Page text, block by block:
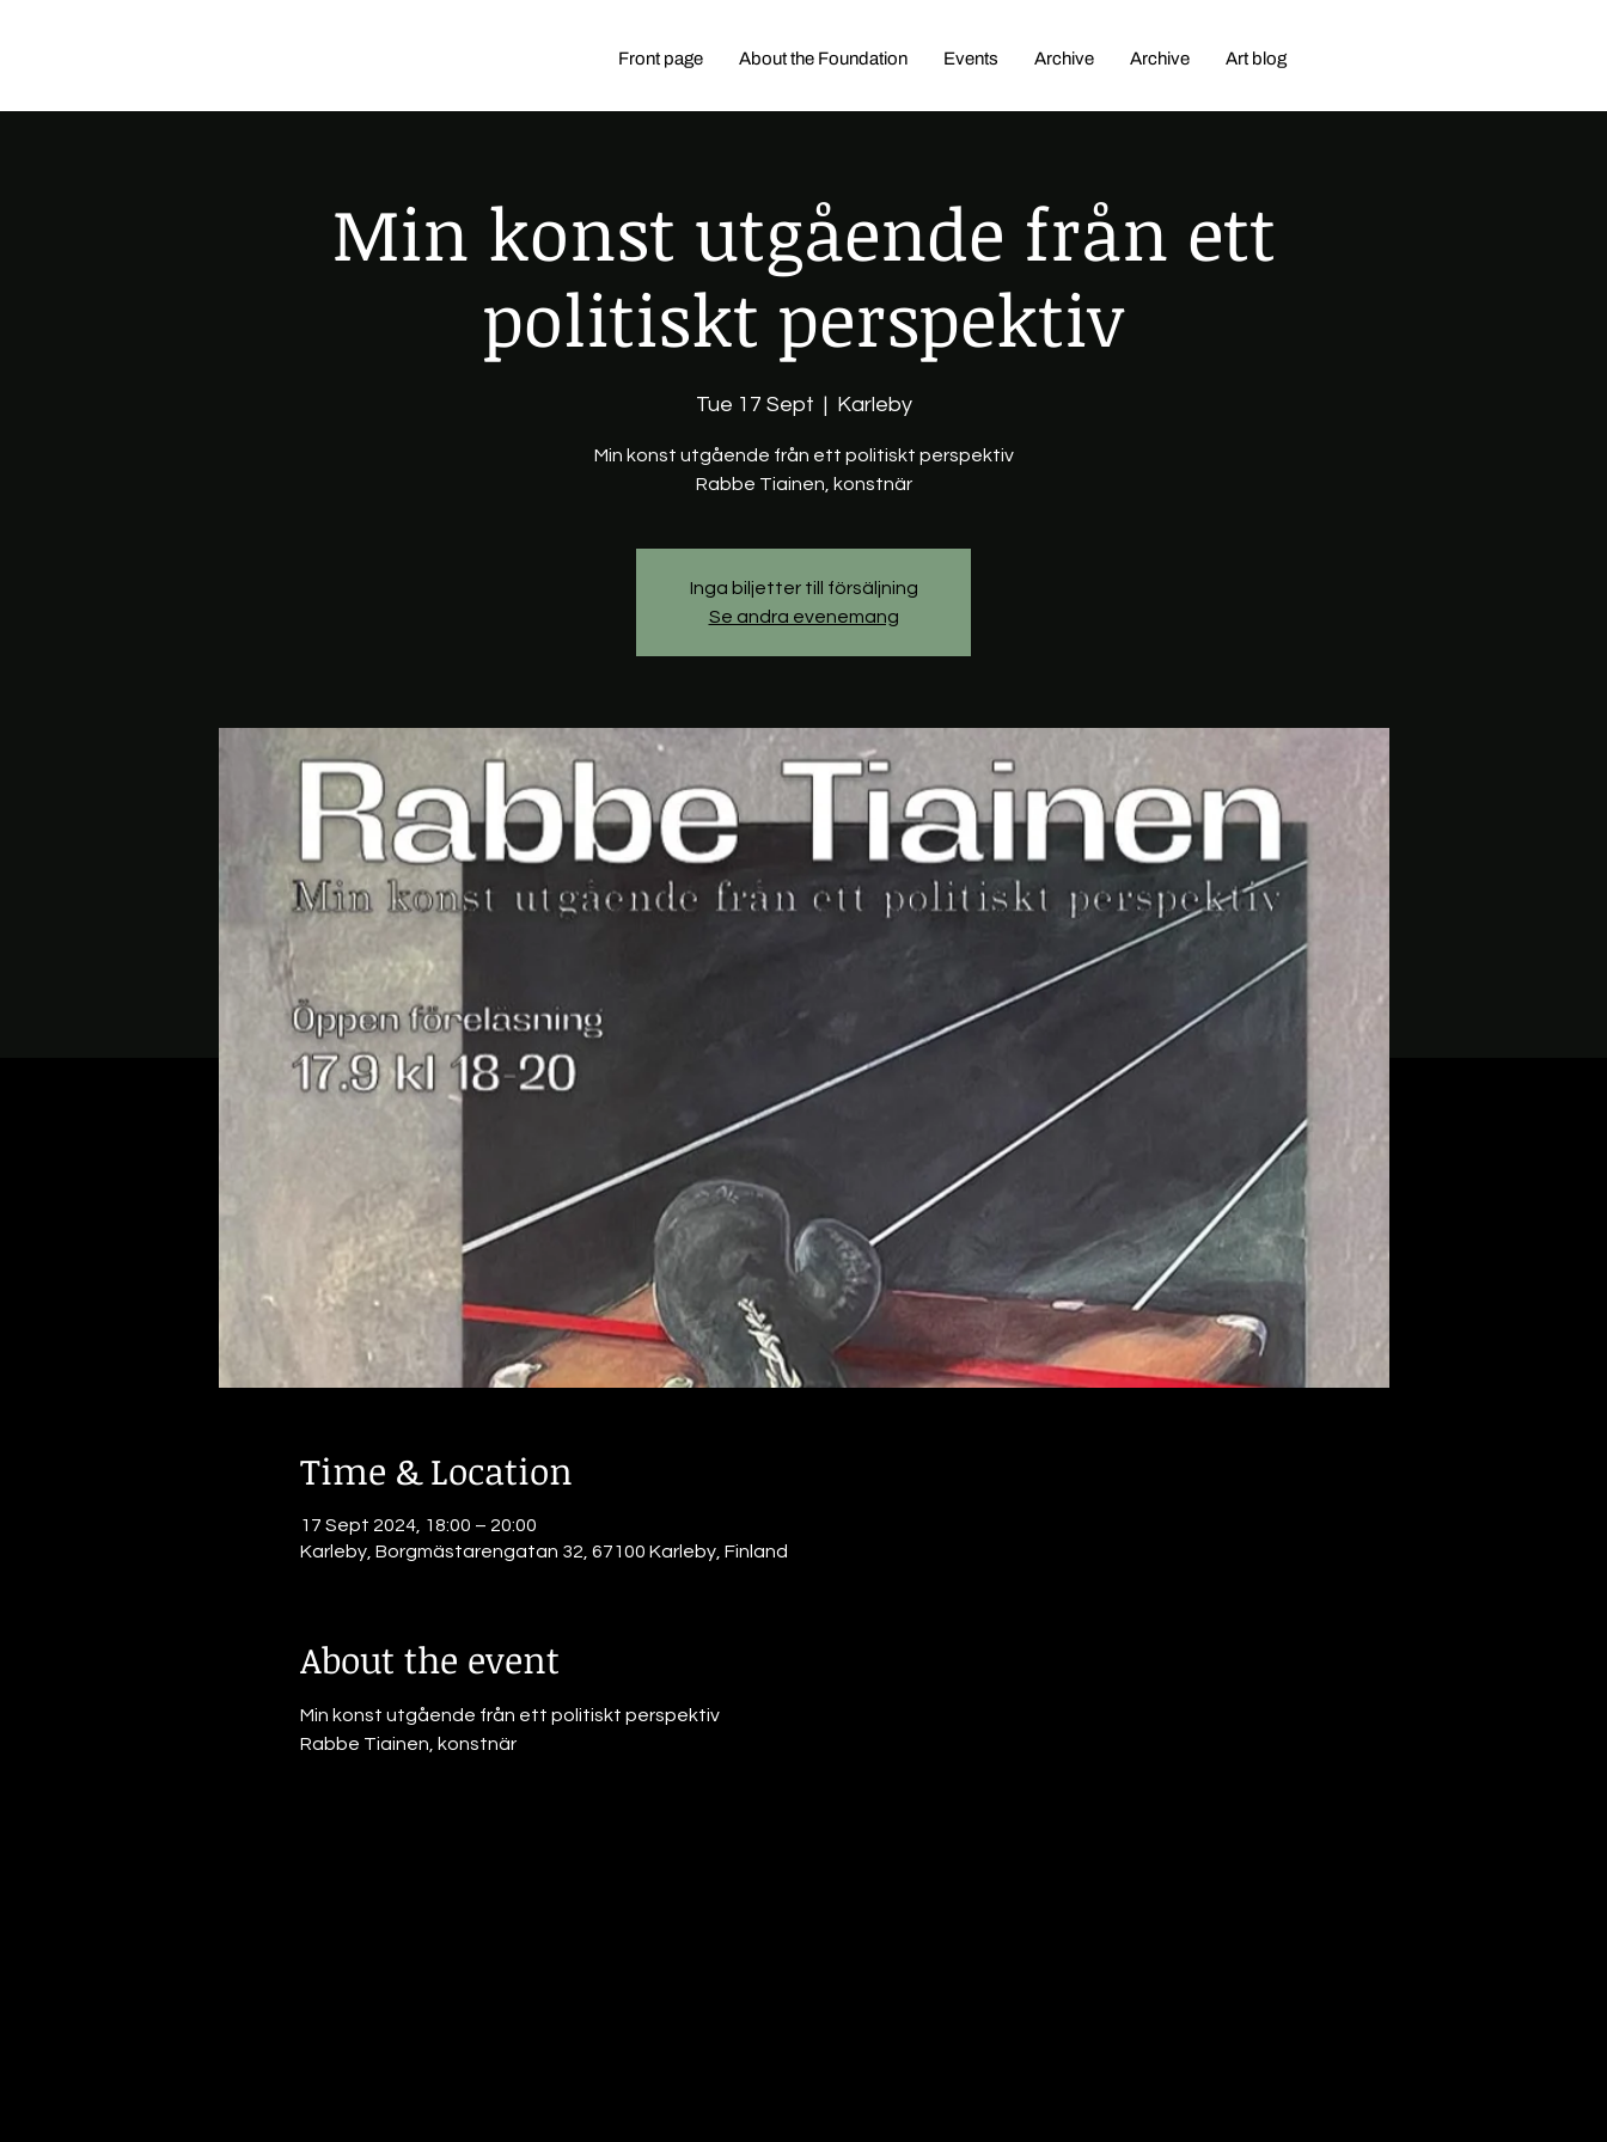
Front page About the Foundation Events Archive Archive Art blog
Min konst utgående från ett
politiskt perspektiv
Tue 17 Sept
  |
Karleby
Min konst utgående från ett politiskt perspektiv
Rabbe Tiainen, konstnär
Inga biljetter till försäljning
Se andra evenemang
Time & Location
17 Sept 2024, 18:00 – 20:00
Karleby, Borgmästarengatan 32, 67100 Karleby, Finland
About the event
Min konst utgående från ett politiskt perspektiv
Rabbe Tiainen, konstnär